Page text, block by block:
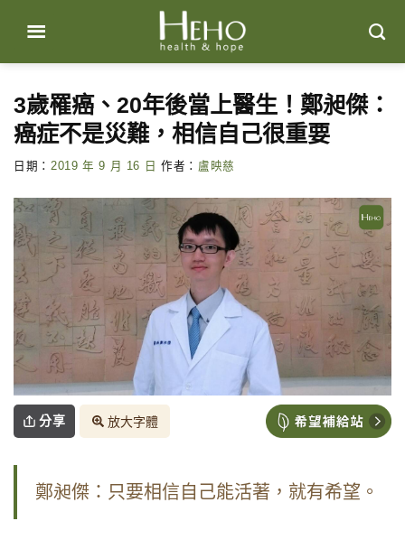
content
3歲罹癌、20年後當上醫生！鄭昶傑：
癌症不是災難，相信自己很重要
日期： 2019 年 9 月 16 日 作者： 盧映慈
分享 放大字體
鄭昶傑：只要相信自己能活著，就有希望。